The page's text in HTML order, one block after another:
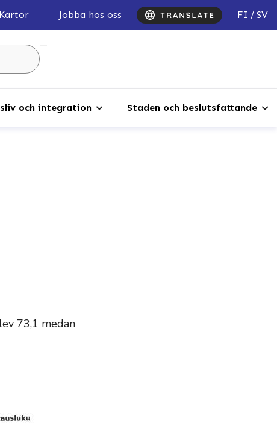
Kartor Jobba hos oss FI SV
och integration Staden och beslutsfattande
73,1 medan